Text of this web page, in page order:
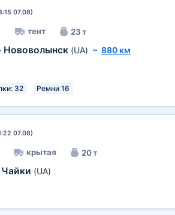
07.08)
тент 23 т
Нововолынск (UA) ~ 880 км
32 Ремни 16
07.08)
крытая 20 т
Чайки (UA)